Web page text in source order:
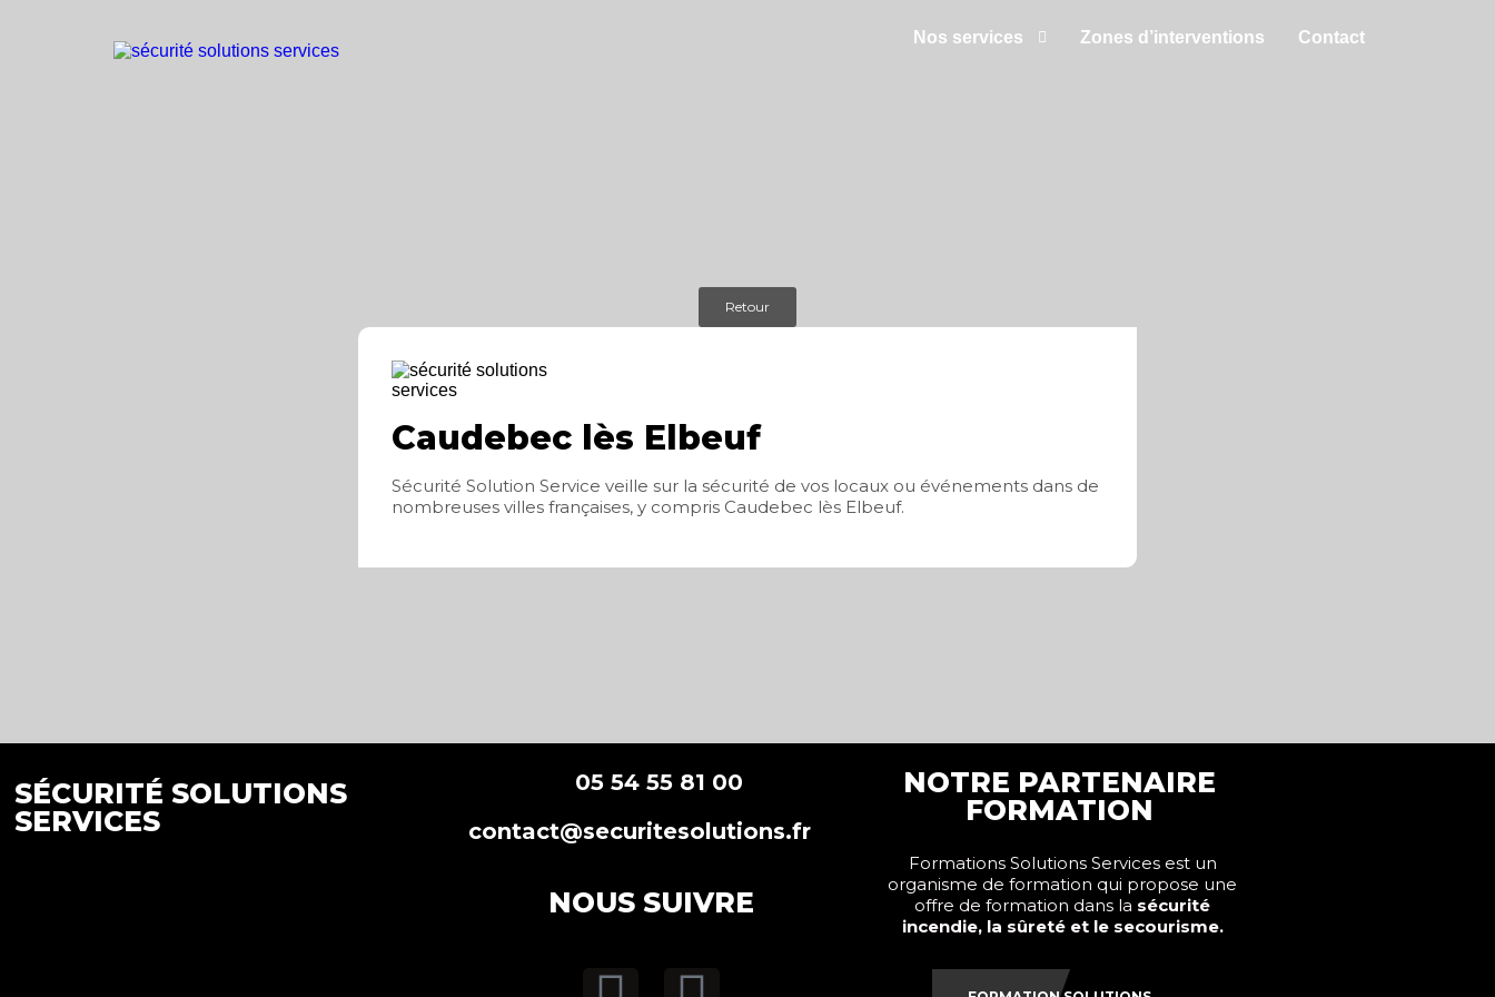
Nos services Zones d’interventions Contact
Retour
Caudebec lès Elbeuf
Sécurité Solution Service veille sur la sécurité de vos locaux ou événements dans de
nombreuses villes françaises, y compris Caudebec lès Elbeuf.
SÉCURITÉ SOLUTIONS
SERVICES
05 54 55 81 00
contact@securitesolutions.fr
NOUS SUIVRE
NOTRE PARTENAIRE
FORMATION
Formations Solutions Services est un
organisme de formation qui propose une
offre de formation dans la sécurité
incendie, la sûreté et le secourisme.